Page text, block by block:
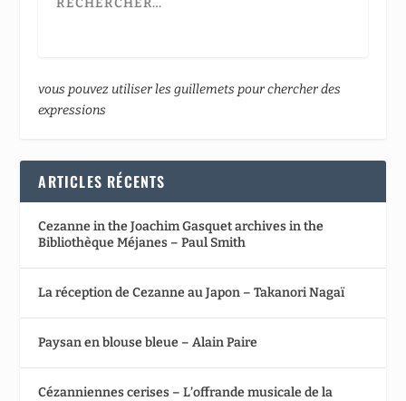
vous pouvez utiliser les guillemets pour chercher des
expressions
ARTICLES RÉCENTS
Cezanne in the Joachim Gasquet archives in the
Bibliothèque Méjanes – Paul Smith
La réception de Cezanne au Japon – Takanori Nagaï
Paysan en blouse bleue – Alain Paire
Cézanniennes cerises – L’offrande musicale de la